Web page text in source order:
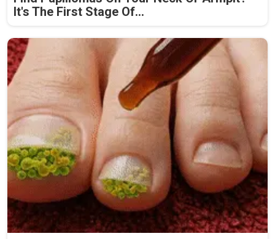
It's The First Stage Of...